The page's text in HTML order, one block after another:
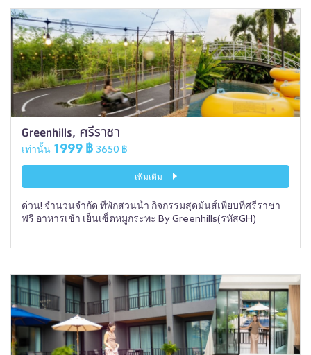
Greenhills, ศรีราชา
เท่านั้น 1999 ฿ 3650 ฿
เพิ่มเติม
ด่วน! จำนวนจำกัด ที่พักสวนน้ำ กิจกรรมสุดมันส์เพียบที่ศรีราชา
ฟรี อาหารเช้า เย็นเซ็ตหมูกระทะ By Greenhills(รหัสGH)